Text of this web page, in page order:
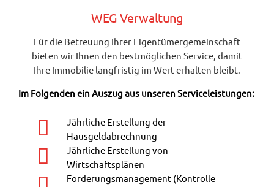
WEG Verwaltung
Für die Betreuung Ihrer Eigentümergemeinschaft
bieten wir Ihnen den bestmöglichen Service, damit
Ihre Immobilie langfristig im Wert erhalten bleibt.
Im Folgenden ein Auszug aus unseren Serviceleistungen:
Jährliche Erstellung der
Hausgeldabrechnung
Jährliche Erstellung von
Wirtschaftsplänen
Forderungsmanagement (Kontrolle